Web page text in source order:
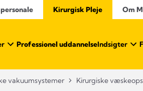
Kirurgisk Pleje Om
Professionel uddannelseIndsigter
vakuumsystemer Kirurgiske